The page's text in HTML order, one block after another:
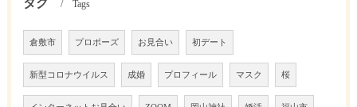
タグ Tags
倉敷市 プロポーズ お見合い 初デート
新型コロナウイルス 成婚 プロフィール マスク 桜